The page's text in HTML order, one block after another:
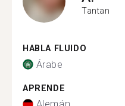
Tantan
HABLA FLUIDO
Árabe
APRENDE